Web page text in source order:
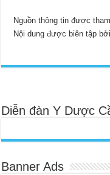
Nguồn thông tin được
Nội dung được biên tập
Diễn đàn Y Dược
Banner Ads